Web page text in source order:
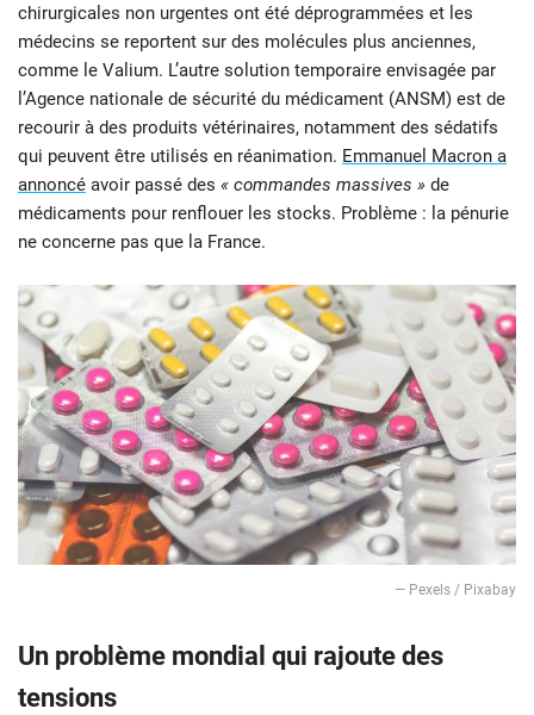
chirurgicales non urgentes ont été déprogrammées et les
médecins se reportent sur des molécules plus anciennes,
comme le Valium. L’autre solution temporaire envisagée par
l’Agence nationale de sécurité du médicament (ANSM) est de
recourir à des produits vétérinaires, notamment des sédatifs
qui peuvent être utilisés en réanimation. Emmanuel Macron a
annoncé avoir passé des « commandes massives » de
médicaments pour renflouer les stocks. Problème : la pénurie
ne concerne pas que la France.
— Pexels / Pixabay
Un problème mondial qui rajoute des
tensions